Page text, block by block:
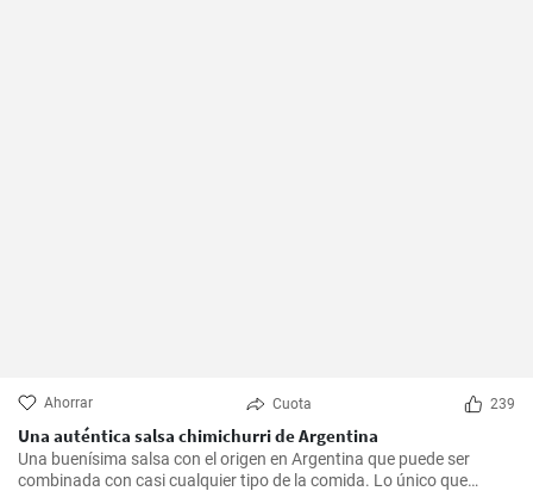
Ahorrar Cuota 239
Una auténtica salsa chimichurri de Argentina
Una buenísima salsa con el origen en Argentina que puede ser
combinada con casi cualquier tipo de la comida. Lo único que